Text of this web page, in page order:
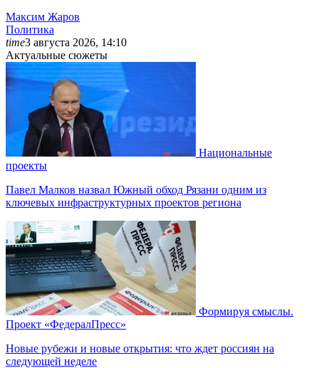
Максим Жаров
Политика
time3 августа 2026, 14:10
Актуальные сюжеты
Национальные
проекты
Павел Малков назвал Южный обход Рязани одним из
ключевых инфраструктурных проектов региона
Формируя смыслы.
Проект «ФедералПресс»
Новые рубежи и новые открытия: что ждет россиян на
следующей неделе